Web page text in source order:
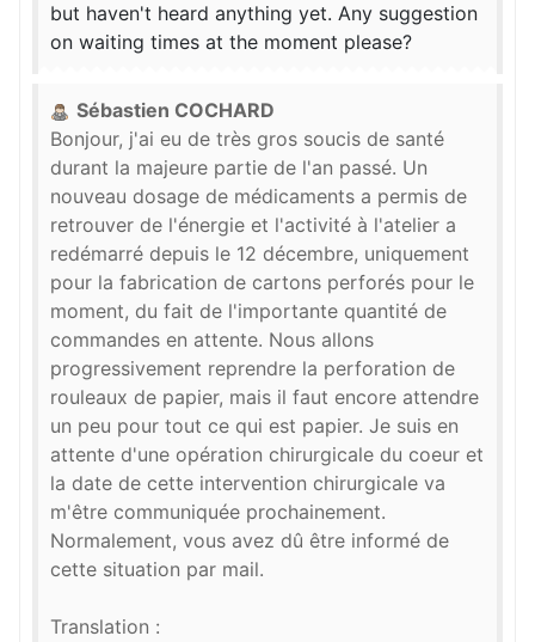
but haven't heard anything yet. Any suggestion
on waiting times at the moment please?
Sébastien COCHARD
Bonjour, j'ai eu de très gros soucis de santé
durant la majeure partie de l'an passé. Un
nouveau dosage de médicaments a permis de
retrouver de l'énergie et l'activité à l'atelier a
redémarré depuis le 12 décembre, uniquement
pour la fabrication de cartons perforés pour le
moment, du fait de l'importante quantité de
commandes en attente. Nous allons
progressivement reprendre la perforation de
rouleaux de papier, mais il faut encore attendre
un peu pour tout ce qui est papier. Je suis en
attente d'une opération chirurgicale du coeur et
la date de cette intervention chirurgicale va
m'être communiquée prochainement.
Normalement, vous avez dû être informé de
cette situation par mail.
Translation :